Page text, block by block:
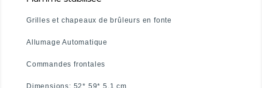
Grilles et chapeaux de brûleurs en fonte
Allumage Automatique
Commandes frontales
Dimensions: 52* 59* 5,1 cm